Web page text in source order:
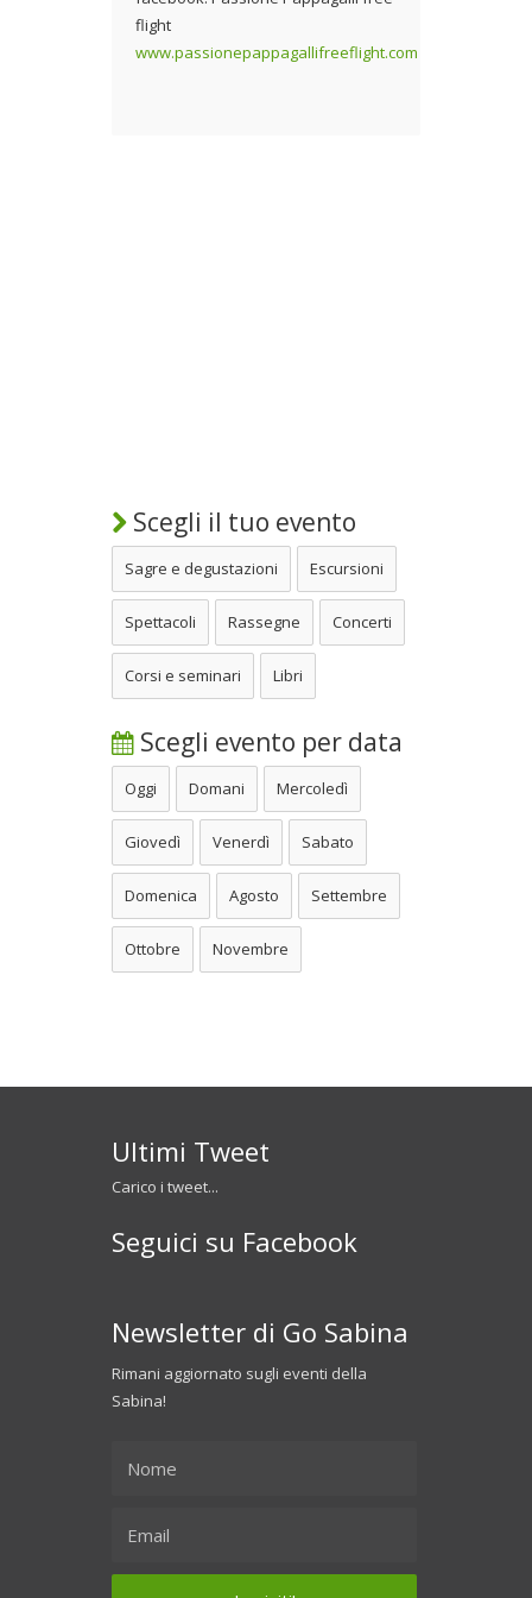
flight
www.passionepappagallifreeflight.com
Scegli il tuo evento
Sagre e degustazioni Escursioni
Spettacoli Rassegne Concerti
Corsi e seminari Libri
Scegli evento per data
Oggi Domani Mercoledì
Giovedì Venerdì Sabato
Domenica Agosto Settembre
Ottobre Novembre
Ultimi Tweet
Carico i tweet...
Seguici su Facebook
Newsletter di Go Sabina
Rimani aggiornato sugli eventi della
Sabina!